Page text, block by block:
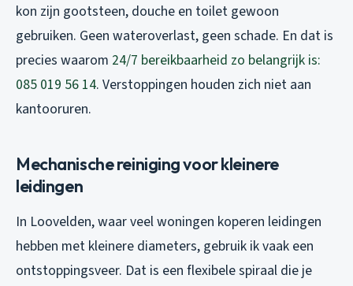
kon zijn gootsteen, douche en toilet gewoon
gebruiken. Geen wateroverlast, geen schade. En dat is
precies waarom 24/7 bereikbaarheid zo belangrijk is:
085 019 56 14. Verstoppingen houden zich niet aan
kantooruren.
Mechanische reiniging voor kleinere
leidingen
In Loovelden, waar veel woningen koperen leidingen
hebben met kleinere diameters, gebruik ik vaak een
ontstoppingsveer. Dat is een flexibele spiraal die je